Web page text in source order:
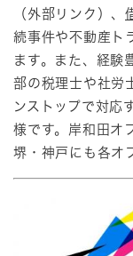
（外部リンク）、
続事件や不動産ト
ます。また、経験
部の税理士や社労
ンストップで対応
様です。岸和田オ
堺・神戸にも各オ